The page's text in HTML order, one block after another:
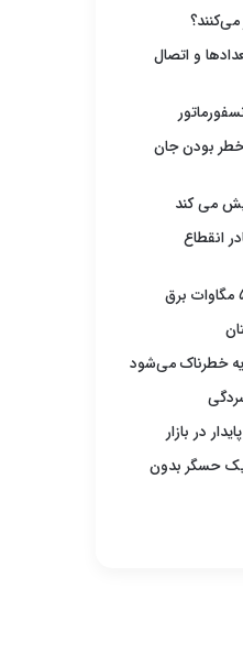
می‌کنند؟
و اتصال
بودن جان
می کند
انقطاع
خطرناک می‌شود
در بازار
یک حسگر بدون